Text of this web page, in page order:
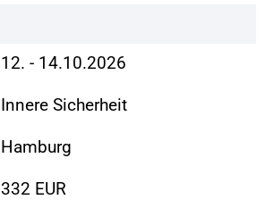
12. - 14.10.2026
Innere Sicherheit
Hamburg
332 EUR